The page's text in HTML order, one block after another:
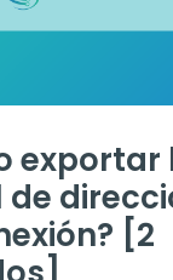
exportar
[2